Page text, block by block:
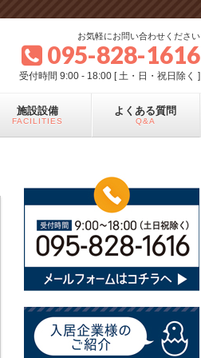
お気軽にお問い合わせください
095-828-1616
受付時間 9:00 - 18:00 [ 土・日・祝日除く ]
施設設備
FACILITIES
よくある質問
Q&A